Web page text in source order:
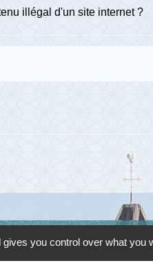
illégal d'un site internet ?
you control over what you